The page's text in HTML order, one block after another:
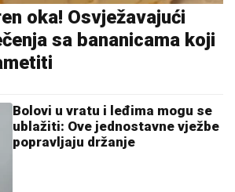
oka! Osvježavajući
sa bananicama koji
Bolovi u vratu i leđima mogu se
ublažiti: Ove jednostavne vježbe
popravljaju držanje